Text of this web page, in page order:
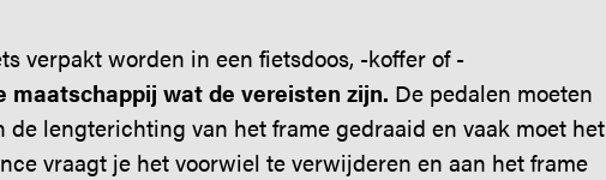
verpakt worden in een fietsdoos, -koffer of -
maatschappij wat de vereisten zijn. De pedalen moeten
lengterichting van het frame gedraaid en vaak moet het
vraagt je het voorwiel te verwijderen en aan het frame